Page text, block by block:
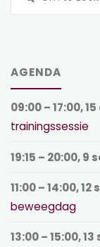
AGENDA
09:00– 17:00,
trainingssessie
19:15 – 20:00,9
11:00– 14:00,12
beweegdag
13:00– 15:00,13